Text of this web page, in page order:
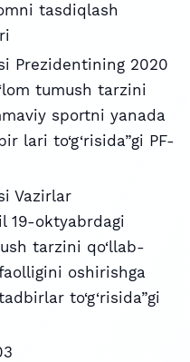
tasdiqlash
Prezidentining 2020
tumush tarzini
sportni yanada
lari to‘g‘risida”gi PF-
Vazirlar
19-oktyabrdagi
tarzini qo‘llab-
oshirishga
to‘g‘risida”gi